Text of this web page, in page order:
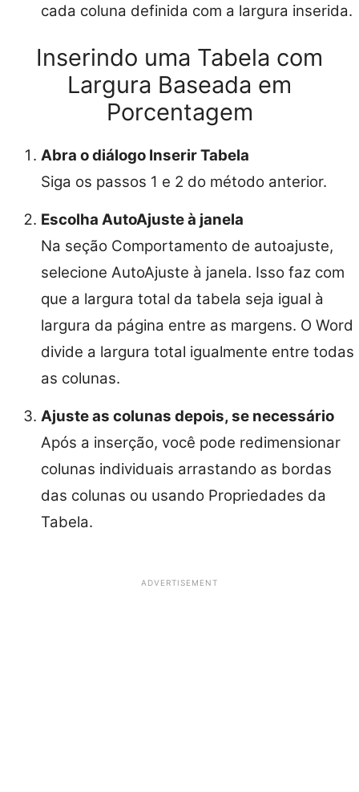
cada coluna definida com a largura inserida.
Inserindo uma Tabela com
Largura Baseada em
Porcentagem
Abra o diálogo Inserir Tabela
Siga os passos 1 e 2 do método anterior.
Escolha AutoAjuste à janela
Na seção Comportamento de autoajuste,
selecione AutoAjuste à janela. Isso faz com
que a largura total da tabela seja igual à
largura da página entre as margens. O Word
divide a largura total igualmente entre todas
as colunas.
Ajuste as colunas depois, se necessário
Após a inserção, você pode redimensionar
colunas individuais arrastando as bordas
das colunas ou usando Propriedades da
Tabela.
ADVERTISEMENT